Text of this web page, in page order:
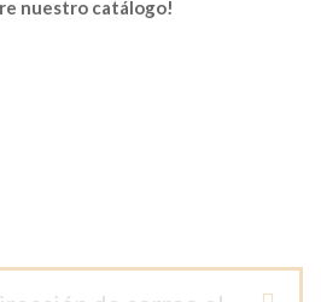
nuestro catálogo!